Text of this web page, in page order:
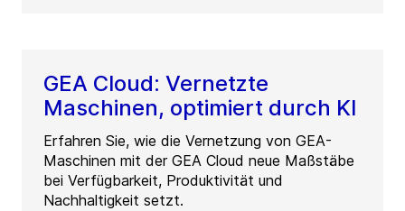
GEA Cloud: Vernetzte
Maschinen, optimiert durch KI
Erfahren Sie, wie die Vernetzung von GEA-
Maschinen mit der GEA Cloud neue Maßstäbe
bei Verfügbarkeit, Produktivität und
Nachhaltigkeit setzt.